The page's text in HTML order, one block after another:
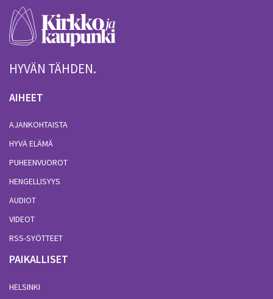
HYVÄN TÄHDEN.
AIHEET
AJANKOHTAISTA
HYVÄ ELÄMÄ
PUHEENVUOROT
HENGELLISYYS
AUDIOT
VIDEOT
RSS-SYÖTTEET
PAIKALLISET
HELSINKI